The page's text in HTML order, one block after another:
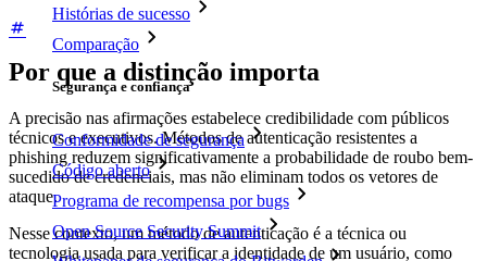
Histórias de sucesso
Comparação
Segurança e confiança
Conformidade de segurança
Código aberto
Programa de recompensa por bugs
Open Source Security Summit
Por que a distinção importa
A precisão nas afirmações estabelece credibilidade com públicos
técnicos e executivos. Métodos de autenticação resistentes a
phishing reduzem significativamente a probabilidade de roubo bem-
sucedido de credenciais, mas não eliminam todos os vetores de
ataque.
Nesse contexto, um método de autenticação é a técnica ou
tecnologia usada para verificar a identidade de um usuário, como